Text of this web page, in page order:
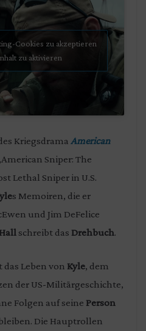
Cookies zu akzeptieren
zu aktivieren
Kriegsdrama American
Sniper: The
Lethal Sniper in U.S.
s Memoiren, die er
und Jim DeFelice
schreibt das Drehbuch.
Leben von Kyle, dem
der US-Militärgeschichte,
Folgen auf seine Person
Die Hauptrollen